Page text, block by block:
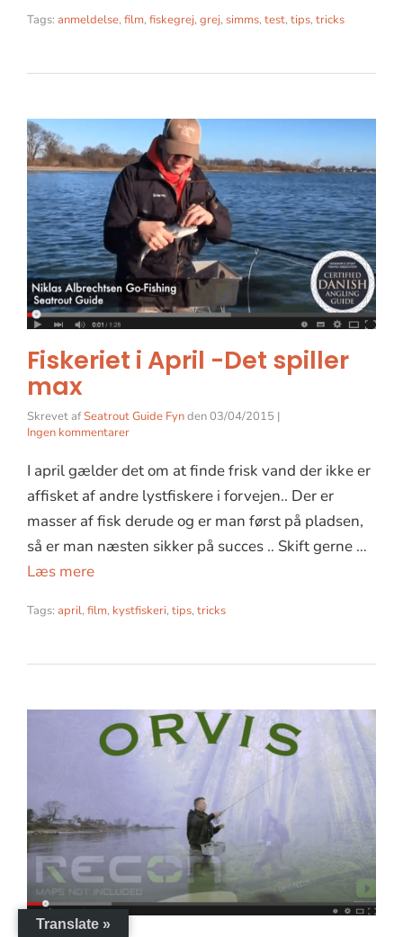
Tags: anmeldelse, film, fiskegrej, grej, simms, test, tips, tricks
Fiskeriet i April -Det spiller
max
Skrevet afSeatrout Guide Fynden03/04/2015 |
Ingen kommentarer
I april gælder det om at finde frisk vand der ikke er
affisket af andre lystfiskere i forvejen.. Der er
masser af fisk derude og er man først på pladsen,
så er man næsten sikker på succes .. Skift gerne …
Læs mere
Tags: april, film, kystfiskeri, tips, tricks
Translate »